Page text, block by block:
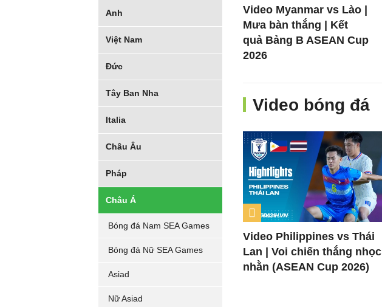
Anh
Việt Nam
Đức
Tây Ban Nha
Italia
Châu Âu
Pháp
Châu Á
Bóng đá Nam SEA Games
Bóng đá Nữ SEA Games
Asiad
Nữ Asiad
Video Myanmar vs Lào |
Mưa bàn thắng | Kết
quả Bảng B ASEAN Cup
2026
Video bóng đá
Video Philippines vs Thái
Lan | Voi chiến thắng nhọc
nhằn (ASEAN Cup 2026)